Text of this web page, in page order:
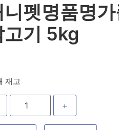
니펫명품명
고기 5kg
재고
+